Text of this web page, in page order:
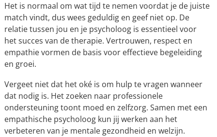
Het is normaal om wat tijd te nemen voordat je de juiste
match vindt, dus wees geduldig en geef niet op. De
relatie tussen jou en je psycholoog is essentieel voor
het succes van de therapie. Vertrouwen, respect en
empathie vormen de basis voor effectieve begeleiding
en groei.
Vergeet niet dat het oké is om hulp te vragen wanneer
dat nodig is. Het zoeken naar professionele
ondersteuning toont moed en zelfzorg. Samen met een
empathische psycholoog kun jij werken aan het
verbeteren van je mentale gezondheid en welzijn.